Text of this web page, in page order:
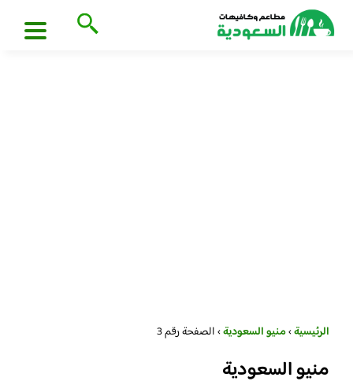
الرئيسية›منيو السعودية›الصفحة رقم 3
منيو السعودية